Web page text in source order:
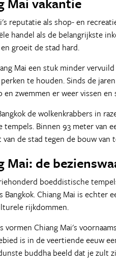
reputatie als shop- en
handel als de belangrijkste
groeit de stad hard.
Mai een stuk minder
te houden. Sinds de
zwemmen er weer vissen
de wolkenkrabbers in
tempels. Binnen 93 meter van
de stad tegen de bouw van
Mai: de
boeddistische
Bangkok. Chiang Mai is
rijkdommen.
vormen Chiang Mai's
is in de veertiende eeuw
buddha beeld dat je zult